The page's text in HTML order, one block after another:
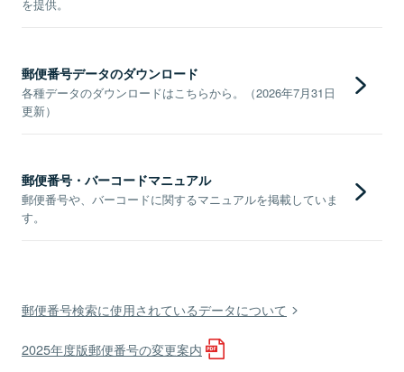
を提供。
郵便番号データのダウンロード
各種データのダウンロードはこちらから。（2026年7月31日
更新）
郵便番号・バーコードマニュアル
郵便番号や、バーコードに関するマニュアルを掲載していま
す。
郵便番号検索に使用されているデータについて
2025年度版郵便番号の変更案内